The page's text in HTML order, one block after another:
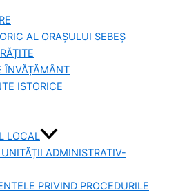
AL ORAȘULUI SEBEȘ
ÎNVĂȚĂMÂNT
ISTORICE
LOCAL
ADMINISTRATIV-
PRIVIND PROCEDURILE